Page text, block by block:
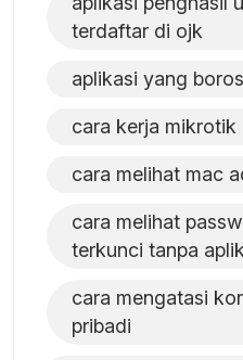
terdaftar di ojk
aplikasi yang
cara kerja mikrotik
cara melihat mac
cara melihat
terkunci tanpa
cara mengatasi
pribadi